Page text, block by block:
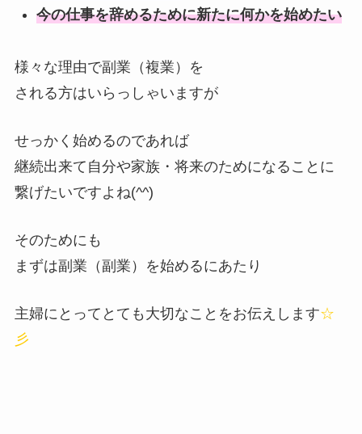
今の仕事を辞めるために新たに何かを始めたい
様々な理由で副業（複業）を
される方はいらっしゃいますが
せっかく始めるのであれば
継続出来て自分や家族・将来のためになることに
繋げたいですよね(^^)
そのためにも
まずは副業（副業）を始めるにあたり
主婦にとってとても大切なことをお伝えします☆
彡